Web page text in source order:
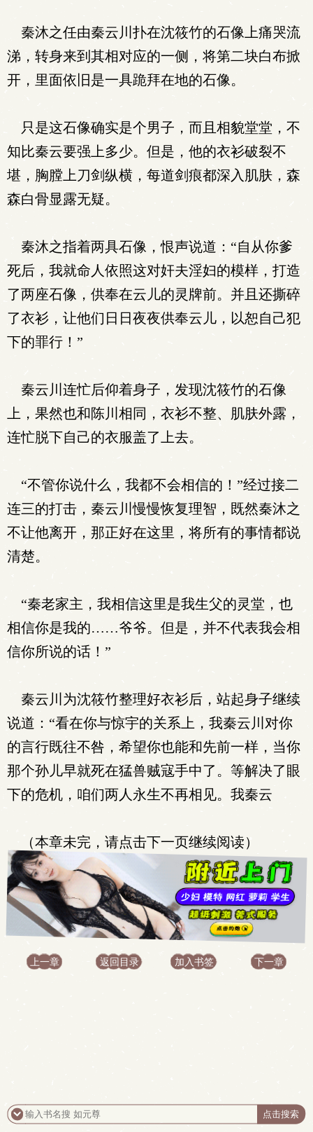
秦沐之任由秦云川扑在沈筱竹的石像上痛哭流
涕，转身来到其相对应的一侧，将第二块白布掀
开，里面依旧是一具跪拜在地的石像。
只是这石像确实是个男子，而且相貌堂堂，不
知比秦云要强上多少。但是，他的衣衫破裂不
堪，胸膛上刀剑纵横，每道剑痕都深入肌肤，森
森白骨显露无疑。
秦沐之指着两具石像，恨声说道：“自从你爹
死后，我就命人依照这对奸夫淫妇的模样，打造
了两座石像，供奉在云儿的灵牌前。并且还撕碎
了衣衫，让他们日日夜夜供奉云儿，以恕自己犯
下的罪行！”
秦云川连忙后仰着身子，发现沈筱竹的石像
上，果然也和陈川相同，衣衫不整、肌肤外露，
连忙脱下自己的衣服盖了上去。
“不管你说什么，我都不会相信的！”经过接二
连三的打击，秦云川慢慢恢复理智，既然秦沐之
不让他离开，那正好在这里，将所有的事情都说
清楚。
“秦老家主，我相信这里是我生父的灵堂，也
相信你是我的……爷爷。但是，并不代表我会相
信你所说的话！”
秦云川为沈筱竹整理好衣衫后，站起身子继续
说道：“看在你与惊宇的关系上，我秦云川对你
的言行既往不咎，希望你也能和先前一样，当你
那个孙儿早就死在猛兽贼寇手中了。等解决了眼
下的危机，咱们两人永生不再相见。我秦云
（本章未完，请点击下一页继续阅读）
上一章 返回目录 加入书签 下一章